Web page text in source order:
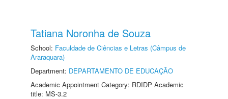
Tatiana Noronha de Souza
School: Faculdade de Ciências e Letras (Câmpus de
Araraquara)
Department: DEPARTAMENTO DE EDUCAÇÃO
Academic Appointment Category: RDIDP Academic
title: MS-3.2